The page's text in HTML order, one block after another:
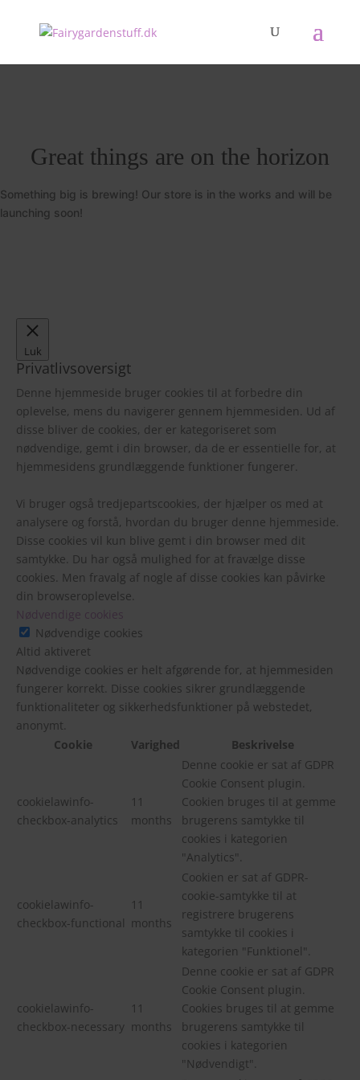
Great things are on the horizon
Something big is brewing! Our store is in the works and will be
launching soon!
Luk
Privatlivsoversigt
Denne hjemmeside bruger cookies til at forbedre din
oplevelse, mens du navigerer gennem hjemmesiden. Ud af
disse bliver de cookies, der er kategoriseret som
nødvendige, gemt i din browser, da de er essentielle for, at
hjemmesidens grundlæggende funktioner fungerer.
Vi bruger også tredjepartscookies, der hjælper os med at
analysere og forstå, hvordan du bruger denne hjemmeside.
Disse cookies vil kun blive gemt i din browser med dit
samtykke. Du har også mulighed for at fravælge disse
cookies. Men fravalg af nogle af disse cookies kan påvirke
din browseroplevelse.
Nødvendige cookies
Nødvendige cookies
Altid aktiveret
Nødvendige cookies er helt afgørende for, at hjemmesiden
fungerer korrekt. Disse cookies sikrer grundlæggende
funktionaliteter og sikkerhedsfunktioner på webstedet,
anonymt.
Cookie
Varighed Beskrivelse
cookielawinfo-
checkbox-analytics
11
months
Denne cookie er sat af GDPR
Cookie Consent plugin.
Cookien bruges til at gemme
brugerens samtykke til
cookies i kategorien
"Analytics".
cookielawinfo-
checkbox-functional
11
months
Cookien er sat af GDPR-
cookie-samtykke til at
registrere brugerens
samtykke til cookies i
kategorien "Funktionel".
cookielawinfo-
checkbox-necessary
11
months
Denne cookie er sat af GDPR
Cookie Consent plugin.
Cookies bruges til at gemme
brugerens samtykke til
cookies i kategorien
"Nødvendigt".